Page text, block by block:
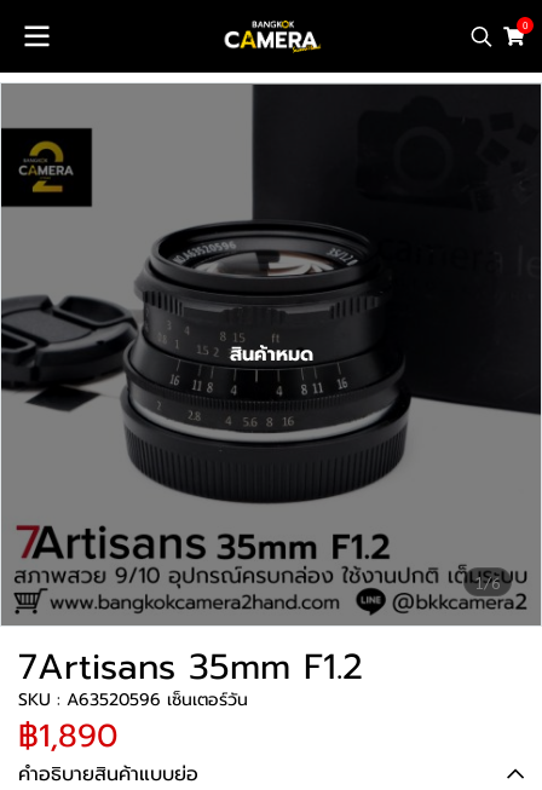
0
1/6
สินค้าหมด
7Artisans 35mm F1.2
SKU : A63520596 เซ็นเตอร์วัน
฿1,890
คำอธิบายสินค้าแบบย่อ